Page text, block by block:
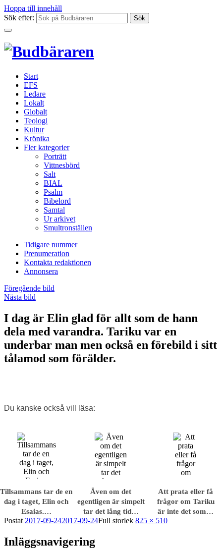
Hoppa till innehåll
Sök efter:
Start
EFS
Ledare
Lokalt
Globalt
Teologi
Kultur
Krönika
Fler kategorier
Porträtt
Vittnesbörd
Salt
BIAL
Psalm
Bibelord
Samtal
Ur arkivet
Smultronställen
Tidigare nummer
Prenumeration
Kontakta redaktionen
Annonsera
Föregående bild
Nästa bild
I dag är Elin glad för allt som de hann
dela med varandra. Tariku var en
underbar man men också en förebild i sitt
tålamod som förälder.
Du kanske också vill läsa:
Tillsammans tar de en
dag i taget, Elin och
Esaias.…
Även om det
egentligen är simpelt
tar det lång tid…
Att prata eller få
frågor om Tariku
är inte det som…
Postat 2017-09-242017-09-24Full storlek 825 × 510
Inläggsnavigering